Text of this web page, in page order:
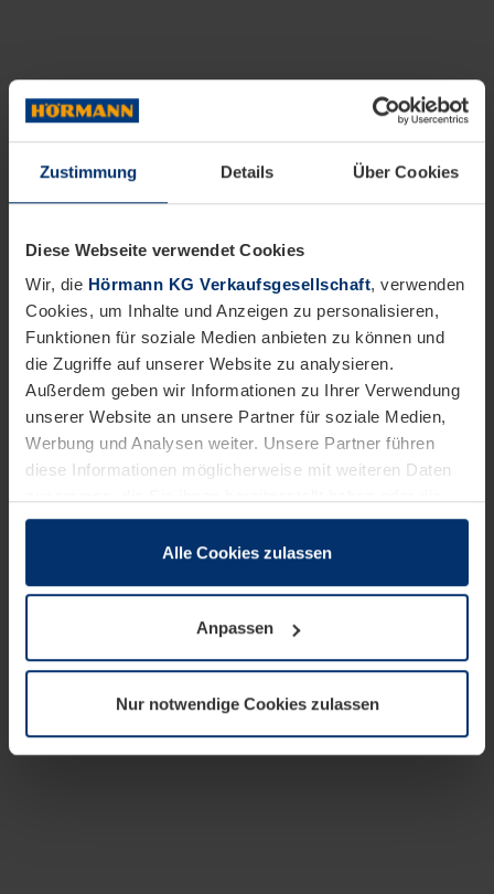
Zustimmung Details Über Cookies
Diese Webseite verwendet Cookies
Wir, die Hörmann KG Verkaufsgesellschaft, verwenden
Cookies, um Inhalte und Anzeigen zu personalisieren,
Funktionen für soziale Medien anbieten zu können und
die Zugriffe auf unserer Website zu analysieren.
Außerdem geben wir Informationen zu Ihrer Verwendung
unserer Website an unsere Partner für soziale Medien,
Werbung und Analysen weiter. Unsere Partner führen
diese Informationen möglicherweise mit weiteren Daten
sie im Rahmen Ihrer Nutzung der Dienste gesammelt
wenn diese für den Betrieb dieser Seite unbedingt
notwendig sind. Für alle anderen Cookie-Typen benötigen
wir Ihre Erlaubnis. Ihre Einwilligung können Sie jederzeit
Datenschutzerklärungunserer Website ändern oder
widerrufen.
Alle Cookies zulassen
Anpassen
Nur notwendige Cookies zulassen